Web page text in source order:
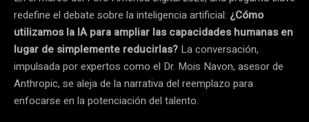
redefine el debate sobre la inteligencia artificial: ¿Cómo
utilizamos la IA para ampliar las capacidades humanas en
lugar de simplemente reducirlas? La conversación,
impulsada por expertos como el Dr. Mois Navon, asesor de
Anthropic, se aleja de la narrativa del reemplazo para
enfocarse en la potenciación del talento.